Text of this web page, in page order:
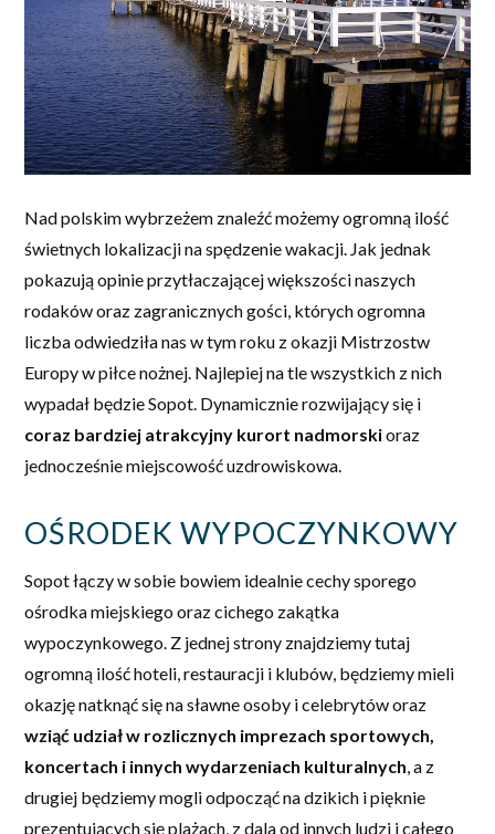
Nad polskim wybrzeżem znaleźć możemy ogromną ilość
świetnych lokalizacji na spędzenie wakacji. Jak jednak
pokazują opinie przytłaczającej większości naszych
rodaków oraz zagranicznych gości, których ogromna
liczba odwiedziła nas w tym roku z okazji Mistrzostw
Europy w piłce nożnej. Najlepiej na tle wszystkich z nich
wypadał będzie Sopot. Dynamicznie rozwijający się i
coraz bardziej atrakcyjny kurort nadmorskioraz
jednocześnie miejscowość uzdrowiskowa.
OŚRODEK WYPOCZYNKOWY
Sopot łączy w sobie bowiem idealnie cechy sporego
ośrodka miejskiego oraz cichego zakątka
wypoczynkowego. Z jednej strony znajdziemy tutaj
ogromną ilość hoteli, restauracji i klubów, będziemy mieli
okazję natknąć się na sławne osoby i celebrytów oraz
wziąć udział w rozlicznych imprezach sportowych,
koncertach i innych wydarzeniach kulturalnych, a z
drugiej będziemy mogli odpocząć na dzikich i pięknie
prezentujących się plażach, z dala od innych ludzi i całego